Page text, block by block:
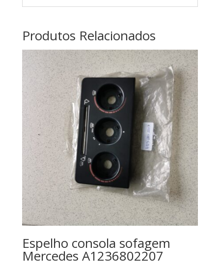
Produtos Relacionados
Espelho consola sofagem
Mercedes A1236802207